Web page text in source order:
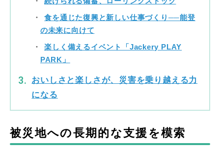
食を通じた復興と新しい仕事づくり──能登
の未来に向けて
楽しく備えるイベント「Jackery PLAY
PARK」
おいしさと楽しさが、災害を乗り越える力
になる
被災地への長期的な支援を模索